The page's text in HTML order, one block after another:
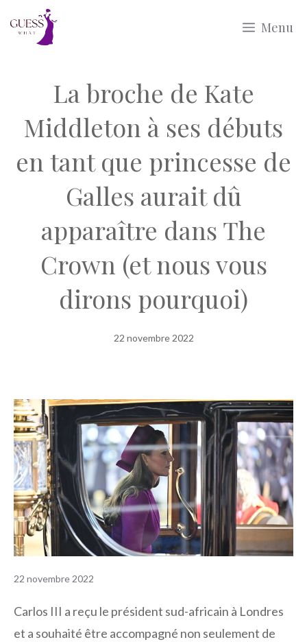
Menu
La broche de Kate
Middleton à ses débuts
en tant que princesse de
Galles aurait dû
apparaître dans The
Crown (et nous vous
dirons pourquoi)
22 novembre 2022
22 novembre 2022
Carlos III a reçu le président sud-africain à Londres
et a souhaité être accompagné non seulement de